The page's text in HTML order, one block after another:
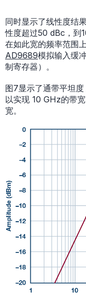
同时显示了线性度结
性度超过50 dBc，到
在如此宽的频率范围
AD9689模拟输入缓
制寄存器）。
图7显示了通带平坦
以实现 10 GHz的带
宽。